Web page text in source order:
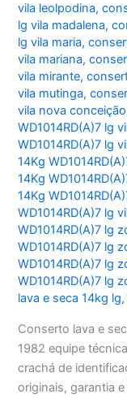
vila leolpodina,
lg vila madalena,
lg vila maria,
vila mariana,
vila mirante,
vila mutinga,
vila nova conceição
WD1014RD(A)7 lg
WD1014RD(A)7 lg
14Kg
14Kg
14Kg
WD1014RD(A)7 lg
WD1014RD(A)7 lg
WD1014RD(A)7 lg
WD1014RD(A)7 lg
WD1014RD(A)7 lg
lava e seca 14kg lg,
Conserto lava e
1982 equipe
crachá de
originais, garantia